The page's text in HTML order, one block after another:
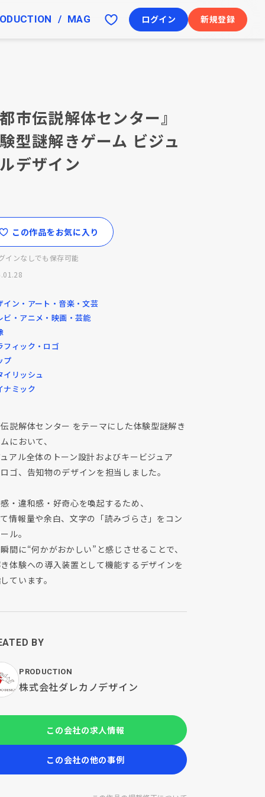
MAG ログイン 新規登録
都市伝説解体センター』
型謎解きゲーム ビジュ
デザイン
この作品をお気に入り
インなしでも保存可能
イン・アート・音楽・文芸
ビ・アニメ・映画・芸能
フィック・ロゴ
プ
イリッシュ
ナミック
説解体センター をテーマにした体験型謎解き
において、
アル全体のトーン設計およびキービジュア
ゴ、告知物のデザインを担当しました。
・違和感・好奇心を喚起するため、
情報量や余白、文字の「読みづらさ」をコン
ル。
間に“何かがおかしい”と感じさせることで、
体験への導入装置として機能するデザインを
ています。
BY
PRODUCTION
株式会社ダレカノデザイン
この会社の求人情報
この会社の他の事例